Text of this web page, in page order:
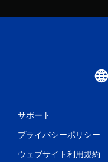
サポート
プライバシーポリシー
ウェブサイト利用規約